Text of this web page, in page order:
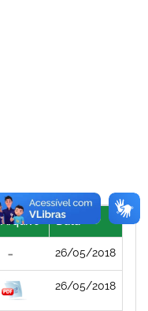
Arquivo Data
26/05/2018
26/05/2018